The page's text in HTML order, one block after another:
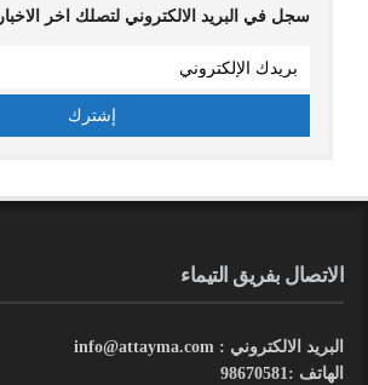
سجل في البريد الالكتروني لتصلك اخر الاخبار
الاتصال بفريق التيماء
البريد الالكتروني : info@attayma.com
الهاتف :98670581